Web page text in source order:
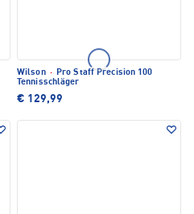
Wilson · Pro Staff Precision 100
Tennisschläger
€ 129,99